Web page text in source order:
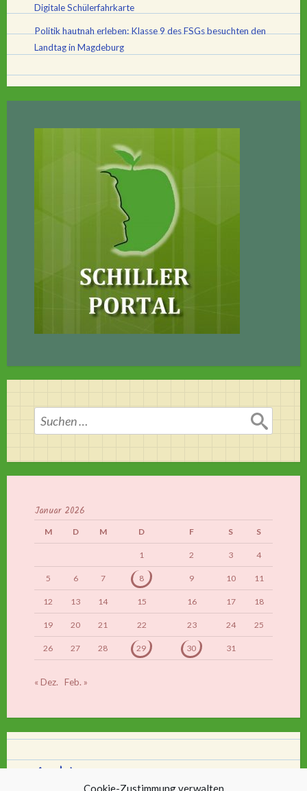
Cookie-Zustimmung verwalten
Digitale Schülerfahrkarte
Politik hautnah erleben: Klasse 9 des FSGs besuchten den
Landtag in Magdeburg
Suchen
nach:
Januar 2026
M D M D F S S
1 2 3 4
5 6 7 8 9 10 11
12 13 14 15 16 17 18
19 20 21 22 23 24 25
26 27 28 29 30 31
« Dez. Feb. »
Archiv